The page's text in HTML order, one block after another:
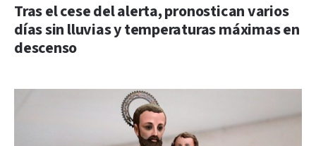
Tras el cese del alerta, pronostican varios
días sin lluvias y temperaturas máximas en
descenso